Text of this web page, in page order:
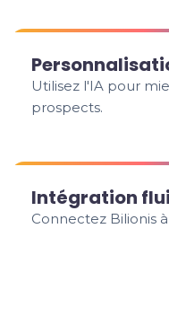
Utilisez l'IA pour
prospects.
Intégration
Connectez Bilionis